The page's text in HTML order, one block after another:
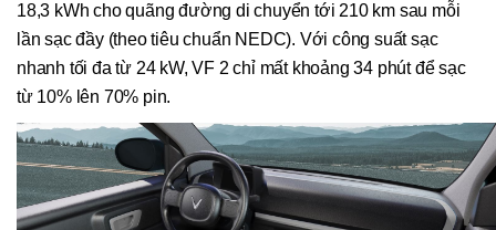
18,3 kWh cho quãng đường di chuyển tới 210 km sau mỗi
lần sạc đầy (theo tiêu chuẩn NEDC). Với công suất sạc
nhanh tối đa từ 24 kW, VF 2 chỉ mất khoảng 34 phút để sạc
từ 10% lên 70% pin.